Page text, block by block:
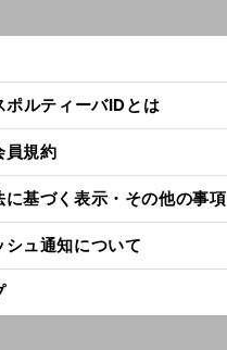
ポルティーバIDとは
員規約
に基づく表示・その他の事項
シュ通知について